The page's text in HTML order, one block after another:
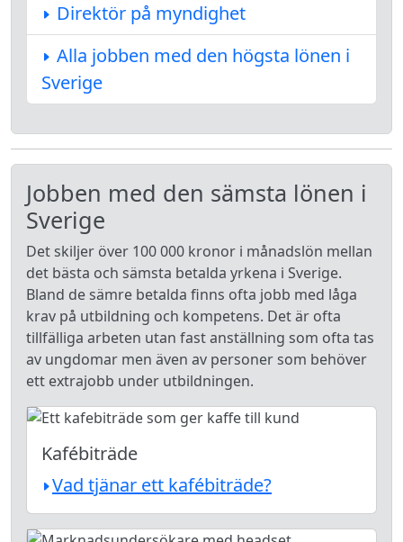
Direktör på myndighet
Alla jobben med den högsta lönen i
Sverige
Jobben med den sämsta lönen i
Sverige
Det skiljer över 100 000 kronor i månadslön mellan
det bästa och sämsta betalda yrkena i Sverige.
Bland de sämre betalda finns ofta jobb med låga
krav på utbildning och kompetens. Det är ofta
tillfälliga arbeten utan fast anställning som ofta tas
av ungdomar men även av personer som behöver
ett extrajobb under utbildningen.
Kafébiträde
Vad tjänar ett kafébiträde?